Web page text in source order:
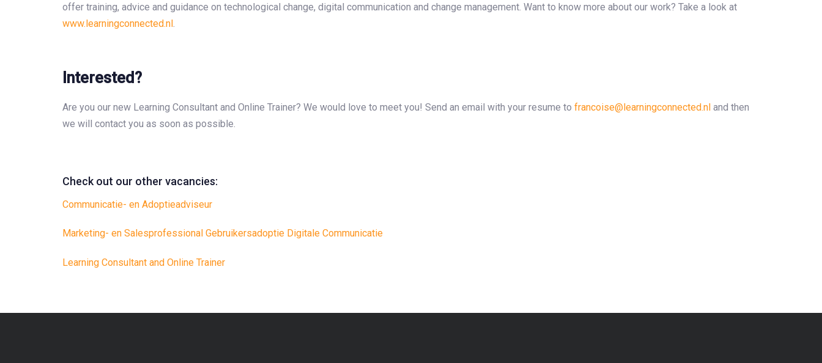
offer training, advice and guidance on technological change, digital communication and change management. Want to know more about our work? Take a look at
www.learningconnected.nl
Interested?
Are you our new Learning Consultant and Online Trainer? We would love to meet you! Send an email with your resume to francoise@learningconnected.nl and then
we will contact you as soon as possible.
Check out our other vacancies:
Communicatie- en Adoptieadviseur
Marketing- en Salesprofessional Gebruikersadoptie Digitale Communicatie
Learning Consultant and Online Trainer